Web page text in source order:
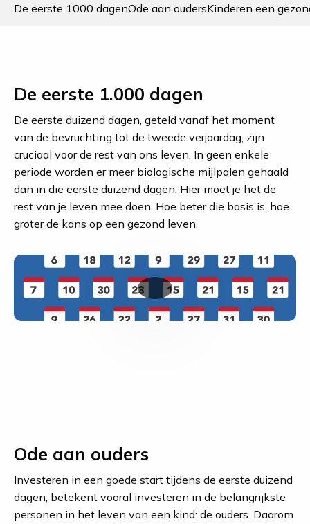
De eerste 1000 dagenOde aan oudersKinderen een
De eerste 1.000 dagen
De eerste duizend dagen, geteld vanaf het moment
van de bevruchting tot de tweede verjaardag, zijn
cruciaal voor de rest van ons leven. In geen enkele
periode worden er meer biologische mijlpalen gehaald
dan in die eerste duizend dagen. Hier moet je het de
rest van je leven mee doen. Hoe beter die basis is, hoe
groter de kans op een gezond leven.
Speel
video
Ode aan ouders
Investeren in een goede start tijdens de eerste duizend
dagen, betekent vooral investeren in de belangrijkste
personen in het leven van een kind: de ouders. Daarom